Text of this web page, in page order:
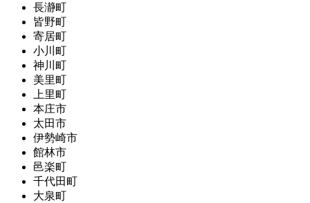
長瀞町
皆野町
寄居町
小川町
神川町
美里町
上里町
本庄市
太田市
伊勢崎市
館林市
邑楽町
千代田町
大泉町